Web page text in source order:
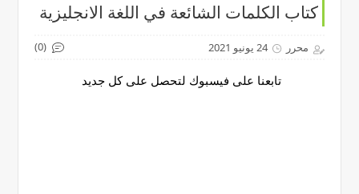
كتاب الكلمات الشائعة في اللغة الانجليزية
محرر 24 يونيو 2021 (0)
تابعنا على فيسبوك لتحصل على كل جديد